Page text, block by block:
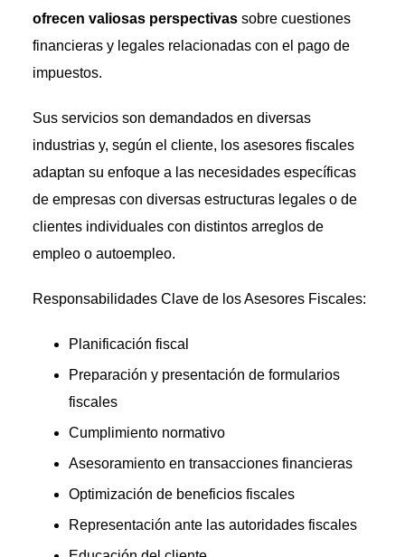
ofrecen valiosas perspectivassobre cuestiones
financieras y legales relacionadas con el pago de
impuestos.
Sus servicios son demandados en diversas
industrias y, según el cliente, los asesores fiscales
adaptan su enfoque a las necesidades específicas
de empresas con diversas estructuras legales o de
clientes individuales con distintos arreglos de
empleo o autoempleo.
Responsabilidades Clave de los Asesores Fiscales:
Planificación fiscal
Preparación y presentación de formularios
fiscales
Cumplimiento normativo
Asesoramiento en transacciones financieras
Optimización de beneficios fiscales
Representación ante las autoridades fiscales